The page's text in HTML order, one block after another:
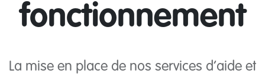
fonctionnement
La mise en place de nos services d’aide et